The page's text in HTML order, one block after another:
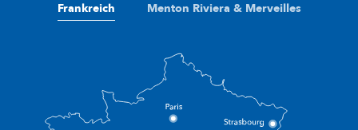
Frankreich Menton Riviera & Merveilles